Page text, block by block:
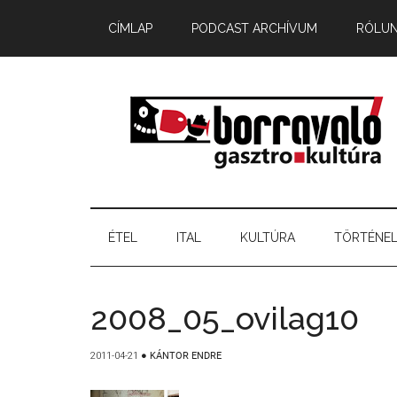
CÍMLAP PODCAST ARCHÍVUM
ÉTEL ITAL KULTÚRA
2008_05_ovilag10
2011-04-21 ● KÁNTOR ENDRE